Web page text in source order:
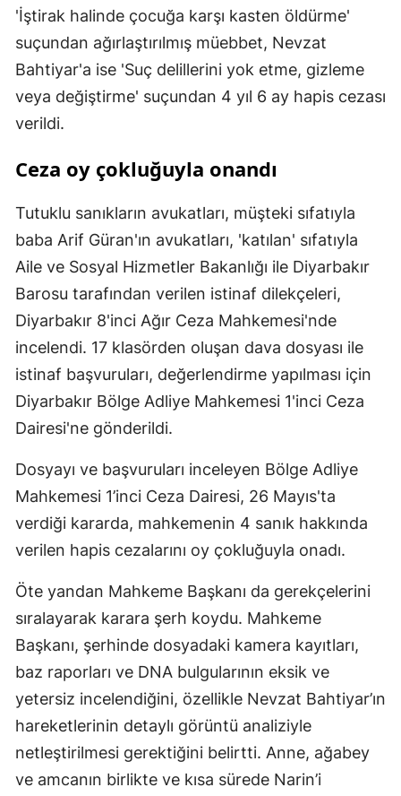
'İştirak halinde çocuğa karşı kasten öldürme'
suçundan ağırlaştırılmış müebbet, Nevzat
Bahtiyar'a ise 'Suç delillerini yok etme, gizleme
veya değiştirme' suçundan 4 yıl 6 ay hapis cezası
verildi.
Ceza oy çokluğuyla onandı
Tutuklu sanıkların avukatları, müşteki sıfatıyla
baba Arif Güran'ın avukatları, 'katılan' sıfatıyla
Aile ve Sosyal Hizmetler Bakanlığı ile Diyarbakır
Barosu tarafından verilen istinaf dilekçeleri,
Diyarbakır 8'inci Ağır Ceza Mahkemesi'nde
incelendi. 17 klasörden oluşan dava dosyası ile
istinaf başvuruları, değerlendirme yapılması için
Diyarbakır Bölge Adliye Mahkemesi 1'inci Ceza
Dairesi'ne gönderildi.
Dosyayı ve başvuruları inceleyen Bölge Adliye
Mahkemesi 1’inci Ceza Dairesi, 26 Mayıs'ta
verdiği kararda, mahkemenin 4 sanık hakkında
verilen hapis cezalarını oy çokluğuyla onadı.
Öte yandan Mahkeme Başkanı da gerekçelerini
sıralayarak karara şerh koydu. Mahkeme
Başkanı, şerhinde dosyadaki kamera kayıtları,
baz raporları ve DNA bulgularının eksik ve
yetersiz incelendiğini, özellikle Nevzat Bahtiyar’ın
hareketlerinin detaylı görüntü analiziyle
netleştirilmesi gerektiğini belirtti. Anne, ağabey
ve amcanın birlikte ve kısa sürede Narin’i